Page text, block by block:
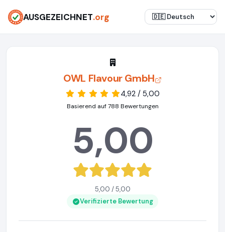
AUSGEZEICHNET.org
OWL Flavour GmbH
4,92 / 5,00
Basierend auf 788 Bewertungen
5,00
5,00 / 5,00
Verifizierte Bewertung